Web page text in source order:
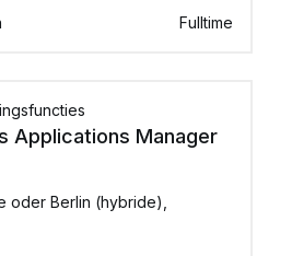
Fulltime
Applications Manager
oder Berlin (hybride),